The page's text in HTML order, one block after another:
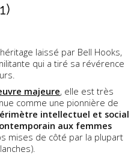
laissé par Bell Hooks,
qui a tiré sa révérence
majeure, elle est très
comme une pionnière de
intellectuel et social
aux femmes
mises de côté par la plupart